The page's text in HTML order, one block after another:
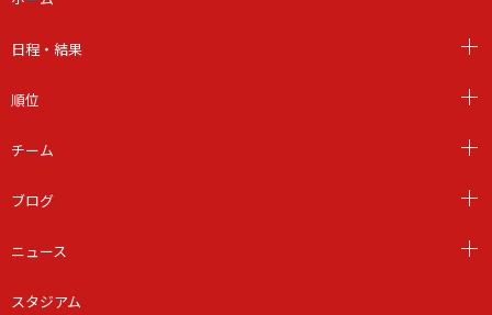
日程・結果
順位
チーム
ブログ
ニュース
スタジアム